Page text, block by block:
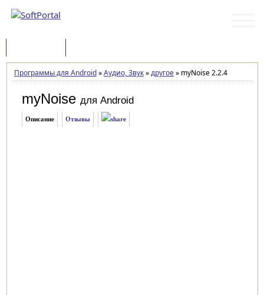
Программы для Android»Аудио, Звук»другое»myNoise 2.2.4
myNoise для Android
Описание Отзывы